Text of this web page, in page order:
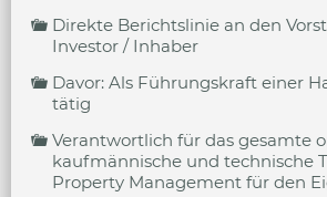
Direkte Berichtslinie an den
Investor / Inhaber
Davor: Als Führungskraft einer
tätig
Verantwortlich für das gesamte
kaufmännische und technische
Property Management für den